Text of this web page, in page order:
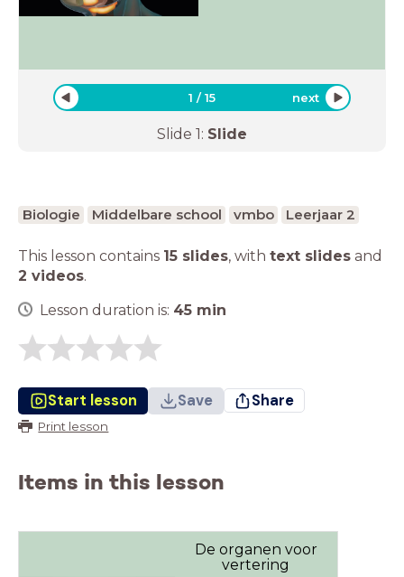
1 /15 next
Slide 1: Slide
Biologie Middelbare school vmbo Leerjaar 2
This lesson contains 15 slides, with text slides and
2 videos.
Lesson duration is: 45 min
Start lesson Save Share
Print lesson
Items in this lesson
De organen voor
vertering